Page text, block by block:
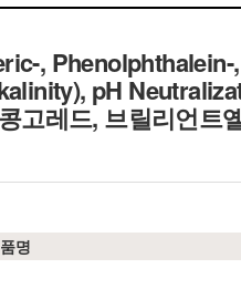
,
pH
레드, 브릴리언트
품명